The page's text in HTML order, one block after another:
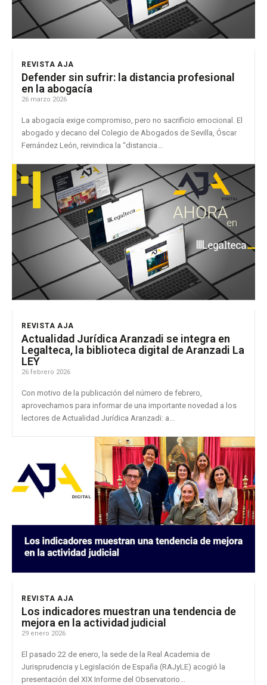
REVISTA AJA
Defender sin sufrir: la distancia profesional
en la abogacía
26 marzo 2026
La abogacía exige compromiso, pero no sacrificio emocional. El
abogado y decano del Colegio de Abogados de Sevilla, Óscar
Fernández León, reivindica la “distancia...
REVISTA AJA
Actualidad Jurídica Aranzadi se integra en
Legalteca, la biblioteca digital de Aranzadi La
LEY
26 febrero 2026
Con motivo de la publicación del número de febrero,
aprovechamos para informar de una importante novedad a los
lectores de Actualidad Jurídica Aranzadi: a...
REVISTA AJA
Los indicadores muestran una tendencia de
mejora en la actividad judicial
29 enero 2026
El pasado 22 de enero, la sede de la Real Academia de
Jurisprudencia y Legislación de España (RAJyLE) acogió la
presentación del XIX Informe del Observatorio...